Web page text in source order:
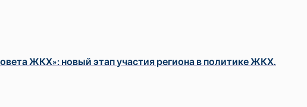
ЖКХ»: новый этап участия региона в политике ЖКХ.